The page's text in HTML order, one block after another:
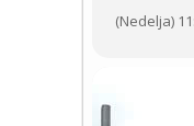
(Nedelja)